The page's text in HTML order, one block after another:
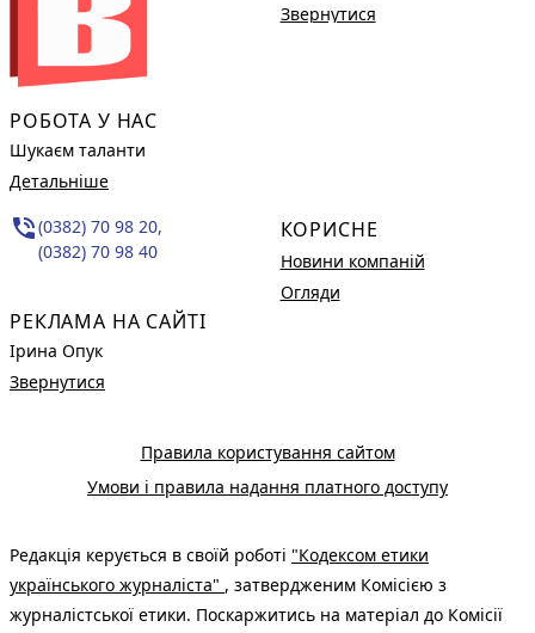
РОБОТА У НАС
Шукаєм таланти
Детальніше
phone_in_talk(0382) 70 98 20,
(0382) 70 98 40
РЕКЛАМА НА САЙТІ
Ірина Опук
Звернутися
Звернутися
КОРИСНЕ
Новини компаній
Огляди
Правила користування сайтом
Умови і правила надання платного доступу
Редакція керується в своїй роботі "Кодексом етики
українського журналіста" , затвердженим Комісією з
журналістської етики. Поскаржитись на матеріал до Комісії